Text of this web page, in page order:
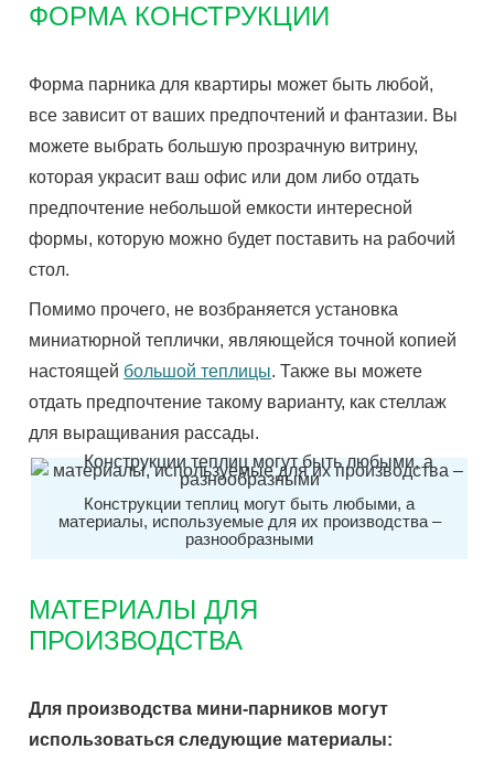
ФОРМА КОНСТРУКЦИИ
Форма парника для квартиры может быть любой,
все зависит от ваших предпочтений и фантазии. Вы
можете выбрать большую прозрачную витрину,
которая украсит ваш офис или дом либо отдать
предпочтение небольшой емкости интересной
формы, которую можно будет поставить на рабочий
стол.
Помимо прочего, не возбраняется установка
миниатюрной теплички, являющейся точной копией
настоящей большой теплицы. Также вы можете
отдать предпочтение такому варианту, как стеллаж
для выращивания рассады.
Конструкции теплиц могут быть любыми, а
материалы, используемые для их производства –
разнообразными
МАТЕРИАЛЫ ДЛЯ
ПРОИЗВОДСТВА
Для производства мини-парников могут
использоваться следующие материалы: